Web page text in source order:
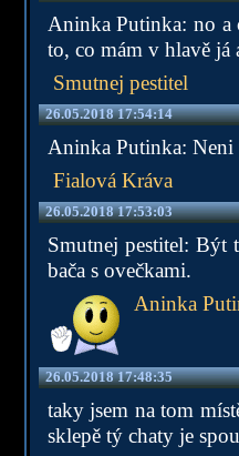
Aninka Putinka: no a
to, co mám v hlavě já
Smutnej pestitel
26.05.2018 17:54:14
Aninka Putinka: Neni
Fialová Kráva
26.05.2018 17:53:03
Smutnej pestitel: Být
bača s ovečkami.
Aninka
26.05.2018 17:48:35
taky jsem na tom
sklepě tý chaty je